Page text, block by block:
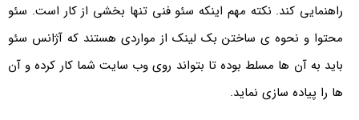
راهنمایی کند. نکته مهم اینکه سئو فنی تنها بخشی از کار است. سئو
محتوا و نحوه ی ساختن بک لینک از مواردی هستند که آژانس سئو
باید به آن ها مسلط بوده تا بتواند روی وب سایت شما کار کرده و آن
ها را پیاده سازی نماید.